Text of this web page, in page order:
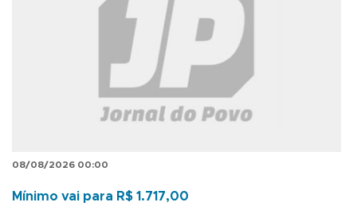
08/08/2026 00:00
Mínimo vai para R$ 1.717,00